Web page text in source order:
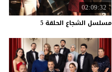
02:09:32
مسلسل الشجاع الحلقة 5